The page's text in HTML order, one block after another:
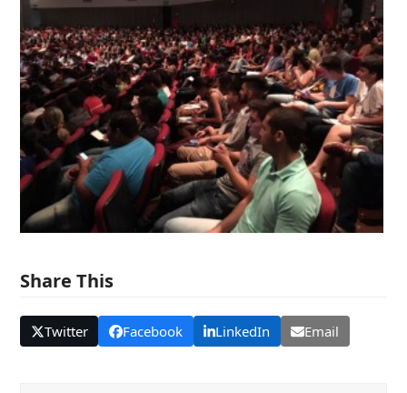
Share This
Twitter Facebook LinkedIn Email